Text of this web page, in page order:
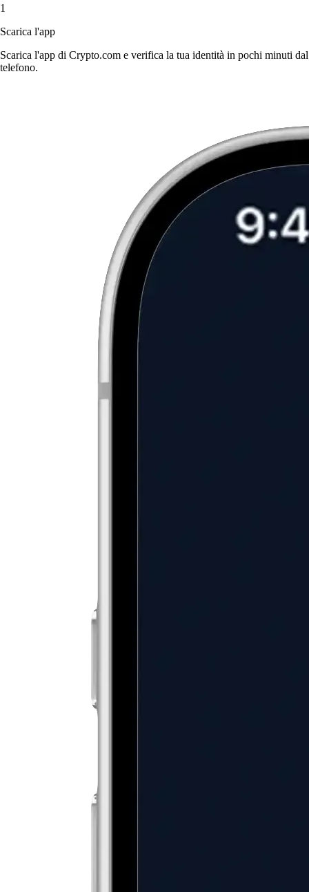
1
Scarica l'app
Scarica l'app di Crypto.com e verifica la tua identità in pochi minuti dal
telefono.